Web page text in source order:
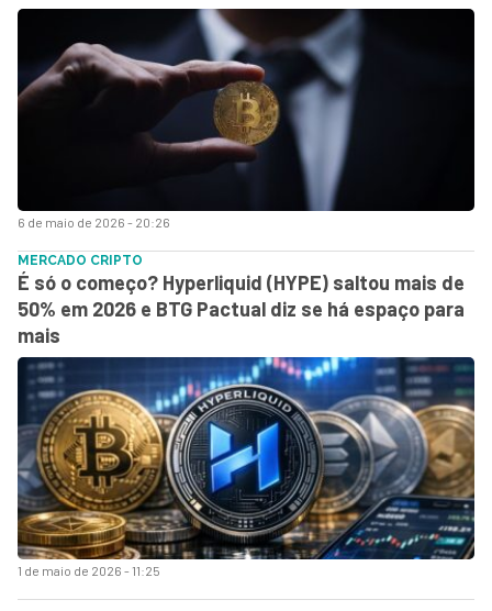
6 de maio de 2026 - 20:26
1 de maio de 2026 - 11:25
MERCADO CRIPTO
É só o começo? Hyperliquid (HYPE) saltou mais de
50% em 2026 e BTG Pactual diz se há espaço para
mais